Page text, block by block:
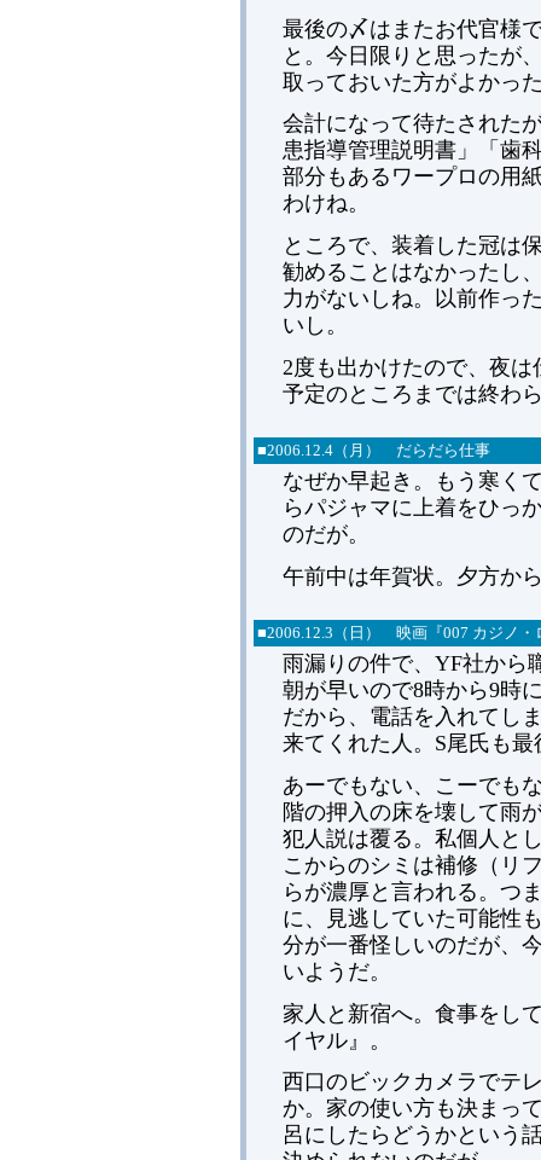
最後の〆はまたお代官様
と。今日限りと思ったが
取っておいた方がよかっ
会計になって待たされた
患指導管理説明書」「歯
部分もあるワープロの用
わけね。
ところで、装着した冠は
勧めることはなかったし
力がないしね。以前作っ
いし。
2度も出かけたので、夜
予定のところまでは終わ
■2006.12.4（月） だらだら仕事
なぜか早起き。もう寒く
らパジャマに上着をひっ
のだが。
午前中は年賀状。夕方か
■2006.12.3（日） 映画『007 カジノ・
雨漏りの件で、YF社から
朝が早いので8時から9時
だから、電話を入れてし
来てくれた人。S尾氏も
あーでもない、こーでも
階の押入の床を壊して雨
犯人説は覆る。私個人と
こからのシミは補修（リ
らが濃厚と言われる。つ
に、見逃していた可能性
分が一番怪しいのだが、
いようだ。
家人と新宿へ。食事をし
イヤル』。
西口のビックカメラでテ
か。家の使い方も決まっ
呂にしたらどうかという